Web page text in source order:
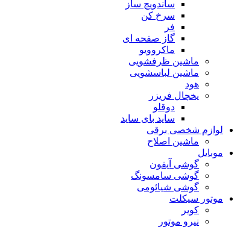
ساندویچ ساز
سرخ کن
فر
گاز صفحه ای
ماکروویو
ماشین ظرفشویی
ماشین لباسشویی
هود
یخچال فریزر
دوقلو
ساید بای ساید
لوازم شخصی برقی
ماشین اصلاح
موبایل
گوشی آیفون
گوشی سامسونگ
گوشی شیائومی
موتور سیکلت
کویر
نیرو موتور